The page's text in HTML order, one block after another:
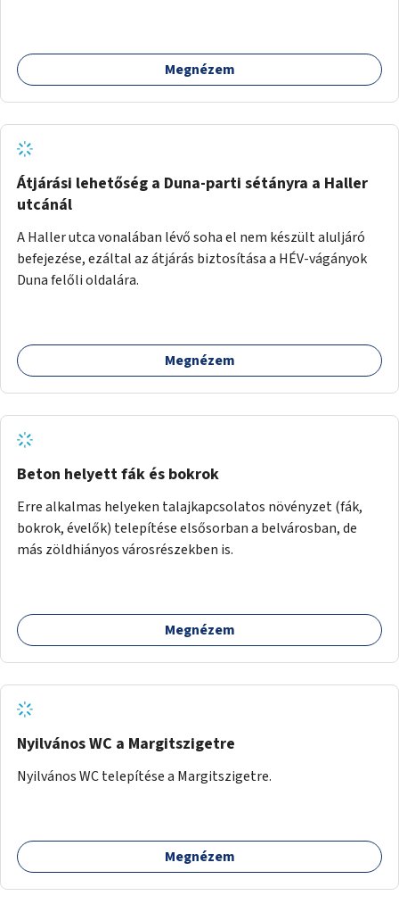
Megnézem
Átjárási lehetőség a Duna-parti sétányra a Haller
utcánál
A Haller utca vonalában lévő soha el nem készült aluljáró
befejezése, ezáltal az átjárás biztosítása a HÉV-vágányok
Duna felőli oldalára.
Megnézem
Beton helyett fák és bokrok
Erre alkalmas helyeken talajkapcsolatos növényzet (fák,
bokrok, évelők) telepítése elsősorban a belvárosban, de
más zöldhiányos városrészekben is.
Megnézem
Nyilvános WC a Margitszigetre
Nyilvános WC telepítése a Margitszigetre.
Megnézem